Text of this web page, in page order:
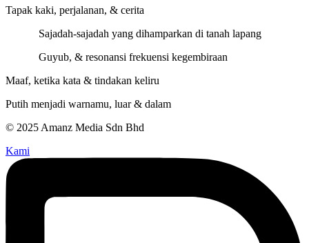
Tapak kaki, perjalanan, & cerita
Sajadah-sajadah yang dihamparkan di tanah lapang
Guyub, & resonansi frekuensi kegembiraan
Maaf, ketika kata & tindakan keliru
Putih menjadi warnamu, luar & dalam
© 2025 Amanz Media Sdn Bhd
Kami